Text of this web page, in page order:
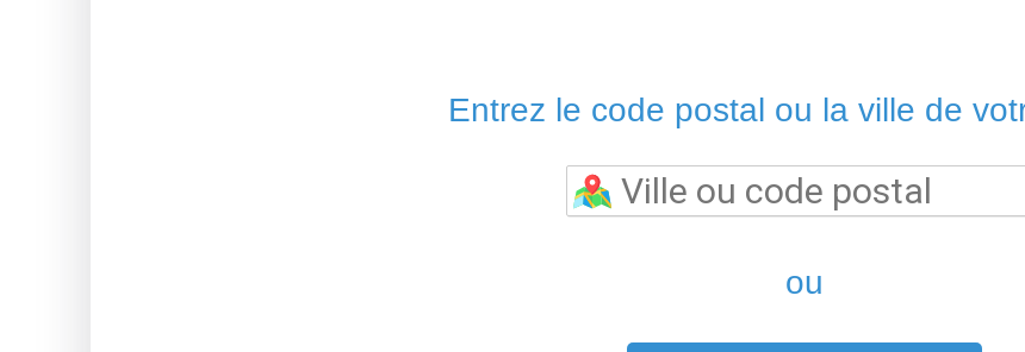
Entrez le code postal ou la ville de
ou